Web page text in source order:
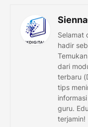
Selamat
hadir
dari
terbaru
tips
guru.
terjamin!